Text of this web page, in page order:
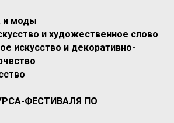
и моды
и художественное слово
искусство и декоративно-
ФЕСТИВАЛЯ ПО